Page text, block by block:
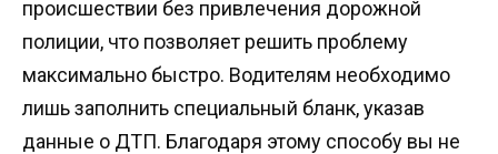
происшествии без привлечения дорожной
полиции, что позволяет решить проблему
максимально быстро. Водителям необходимо
лишь заполнить специальный бланк, указав
данные о ДТП. Благодаря этому способу вы не